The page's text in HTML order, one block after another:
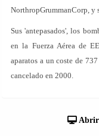
NorthropGrummanCorp, y
Sus 'antepasados', los
en la Fuerza Aérea de
aparatos a un coste de
cancelado en 2000.
Abrir